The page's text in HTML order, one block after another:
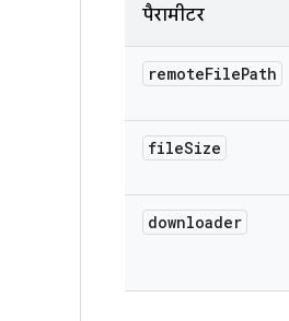
पैरामीटर
remoteFilePath
fileSize
downloader